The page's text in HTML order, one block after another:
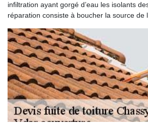
infiltration ayant gorgé d’eau les isolants
réparation consiste à boucher la source de